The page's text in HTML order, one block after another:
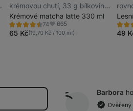
krémovou chutí, 33 g bílkovin
na porci, s nízkým obsahem
laktózy
Krémové matcha latte 330 ml
74
Hodnocení
4.3/5,
74
Oblíbené
665
65 Kč(19,70 Kč / 100 ml)
4.9/5,
63
49
Barbora
Ověřený